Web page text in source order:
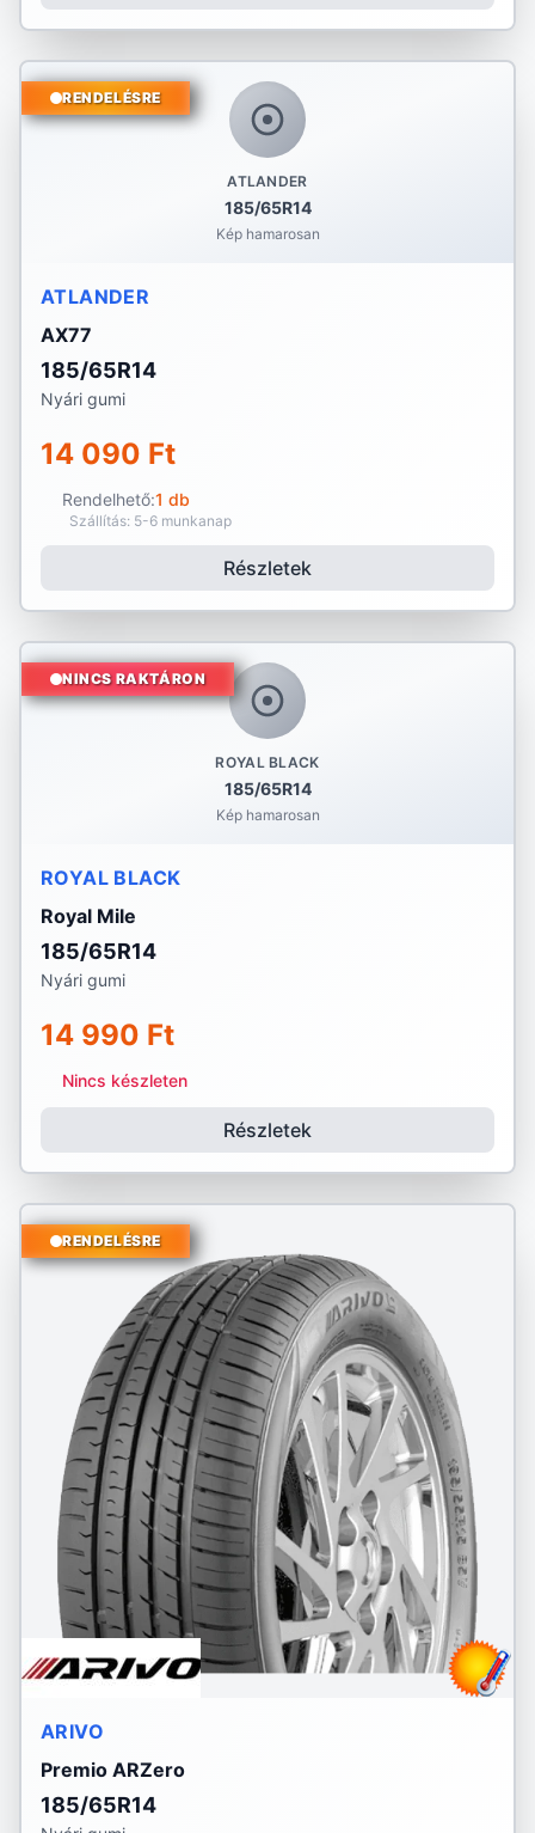
ATLANDER
185/65R14
Kép hamarosan
RENDELÉSRE
ATLANDER
AX77
185/65R14
Nyári gumi
14 090 Ft
Rendelhető:1 db
Szállítás: 5-6 munkanap
Részletek
ROYAL BLACK
185/65R14
Kép hamarosan
NINCS RAKTÁRON
ROYAL BLACK
Royal Mile
185/65R14
Nyári gumi
14 990 Ft
Nincs készleten
Részletek
RENDELÉSRE
ARIVO
Premio ARZero
185/65R14